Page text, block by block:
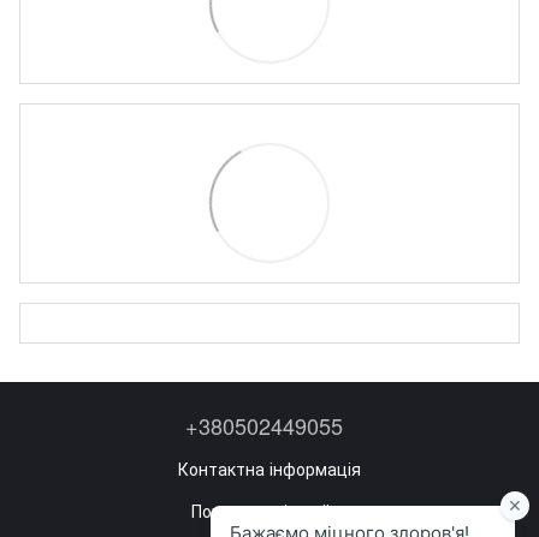
+380502449055
Контактна інформація
Повна версія сайту